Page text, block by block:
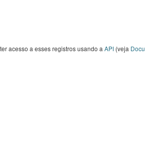
acesso a esses registros usando a API (veja